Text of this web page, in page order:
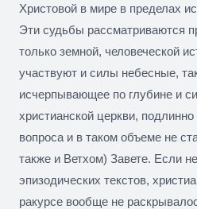
Христовой в мире в пределах
Эти судьбы рассматриваются
только земной, человеческой
участвуют и силы небесные,
исчерпывающее по глубине и
христианской церкви,
вопроса и в таком объеме не
также и Ветхом) Завете. Если
эпизодических текстов,
ракурсе вообще не